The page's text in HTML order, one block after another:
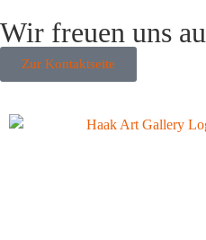
Wir freuen uns
Zur Kontaktseite